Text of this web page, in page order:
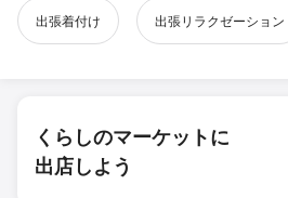
出張着付け 出張リラクゼーション
くらしのマーケットに
出店しよう